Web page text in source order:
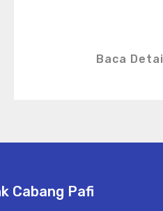
Baca Detail
Cabang Pafi